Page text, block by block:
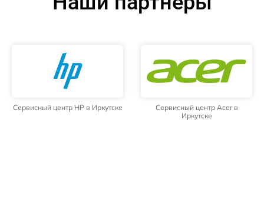
Сервисный центр HP в Иркутске
Сервисный центр Acer в
Иркутске